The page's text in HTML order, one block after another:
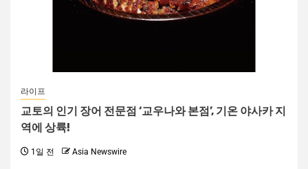
라이프
교토의 인기 장어 전문점 ‘교우나와 본점’, 기온 야사카 지
역에 상륙!
1일 전 Asia Newswire